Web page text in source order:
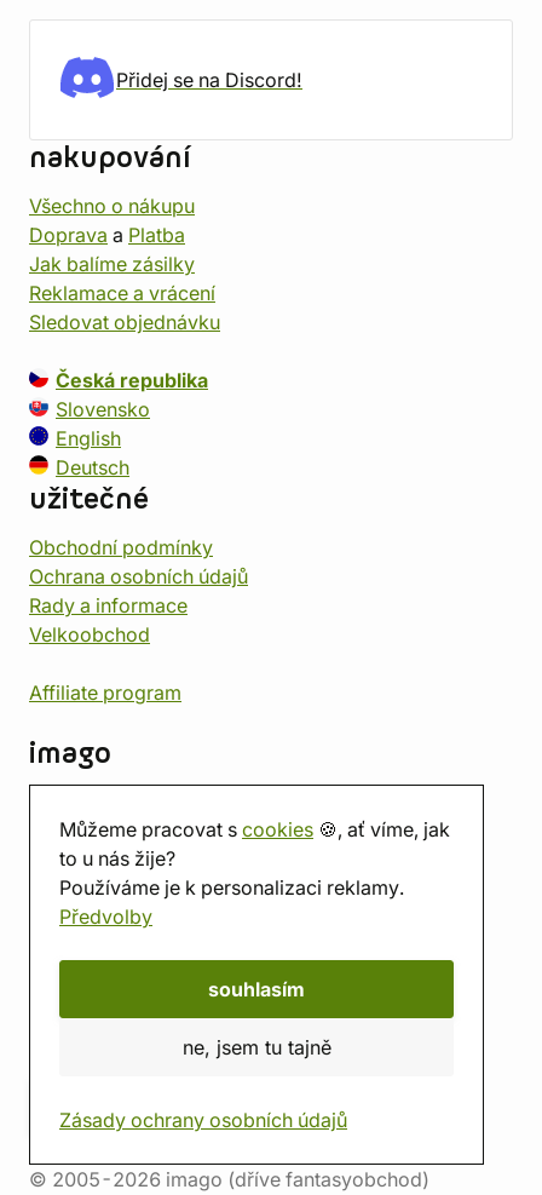
Můžeme pracovat s cookies 🍪, ať víme, jak
to u nás žije?
Používáme je k personalizaci reklamy.
Předvolby
souhlasím
ne, jsem tu tajně
Zásady ochrany osobních údajů
Přidej se na Discord!
nakupování
Všechno o nákupu
Doprava a Platba
Jak balíme zásilky
Reklamace a vrácení
Sledovat objednávku
Česká republika
Slovensko
English
Deutsch
užitečné
Obchodní podmínky
Ochrana osobních údajů
Rady a informace
Velkoobchod
Affiliate program
imago
Prodejna
Herna
O nás
Hodnocení obchodu
© 2005-2026 imago (dříve fantasyobchod)